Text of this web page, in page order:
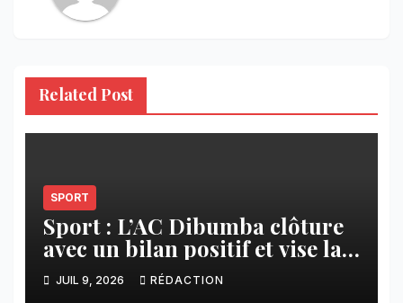
Related Post
SPORT
Sport : L’AC Dibumba clôture
avec un bilan positif et vise la
ligue 1 pour la saison 2026-
2027
JUIL 9, 2026 RÉDACTION